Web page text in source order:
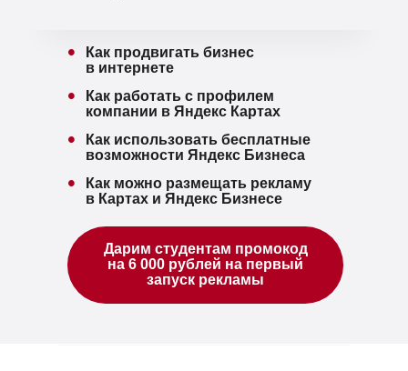
Как продвигать бизнес
в интернете
•
Как работать с профилем
компании в Яндекс Картах
•
Как использовать бесплатные
возможности Яндекс Бизнеса
•
Как можно размещать рекламу
в Картах и Яндекс Бизнесе
•
Дарим студентам промокод
на 6 000 рублей на первый
запуск рекламы